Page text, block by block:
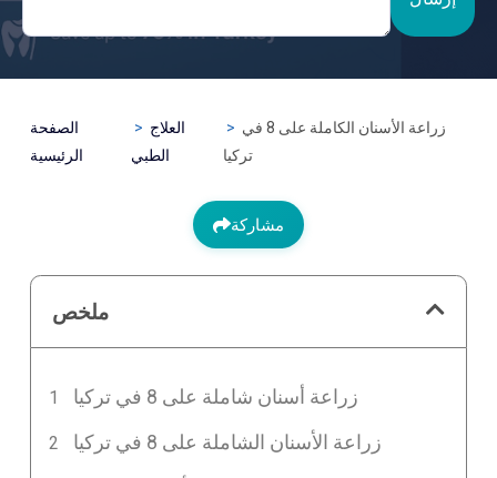
الصفحة
الرئيسية
العلاج
الطبي
تركيا
مشاركة
ملخص
زراعة أسنان شاملة على 8 في تركيا
زراعة الأسنان الشاملة على 8 في تركيا